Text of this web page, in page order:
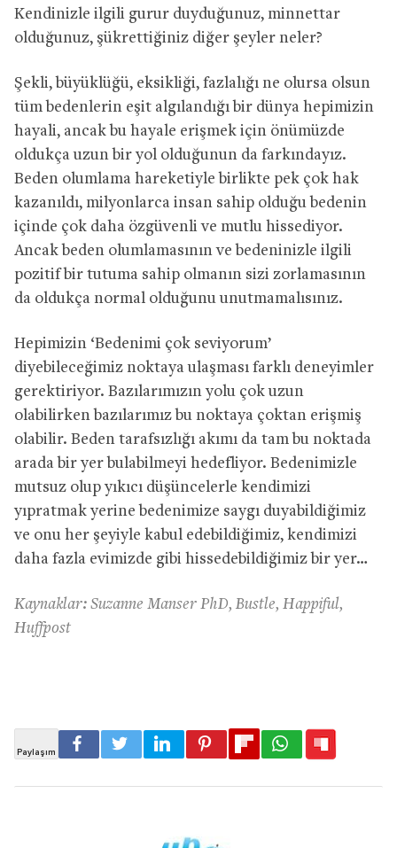
Kendinizle ilgili gurur duyduğunuz, minnettar
olduğunuz, şükrettiğiniz diğer şeyler neler?
Şekli, büyüklüğü, eksikliği, fazlalığı ne olursa olsun
tüm bedenlerin eşit algılandığı bir dünya hepimizin
hayali, ancak bu hayale erişmek için önümüzde
oldukça uzun bir yol olduğunun da farkındayız.
Beden olumlama hareketiyle birlikte pek çok hak
kazanıldı, milyonlarca insan sahip olduğu bedenin
içinde çok daha özgüvenli ve mutlu hissediyor.
Ancak beden olumlamasının ve bedeninizle ilgili
pozitif bir tutuma sahip olmanın sizi zorlamasının
da oldukça normal olduğunu unutmamalısınız.
Hepimizin ‘Bedenimi çok seviyorum’
diyebileceğimiz noktaya ulaşması farklı deneyimler
gerektiriyor. Bazılarımızın yolu çok uzun
olabilirken bazılarımız bu noktaya çoktan erişmiş
olabilir. Beden tarafsızlığı akımı da tam bu noktada
arada bir yer bulabilmeyi hedefliyor. Bedenimizle
mutsuz olup yıkıcı düşüncelerle kendimizi
yıpratmak yerine bedenimize saygı duyabildiğimiz
ve onu her şeyiyle kabul edebildiğimiz, kendimizi
daha fazla evimizde gibi hissedebildiğimiz bir yer…
Kaynaklar: Suzanne Manser PhD, Bustle, Happiful,
Huffpost